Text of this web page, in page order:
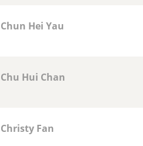
Chun Hei Yau
Chu Hui Chan
Christy Fan